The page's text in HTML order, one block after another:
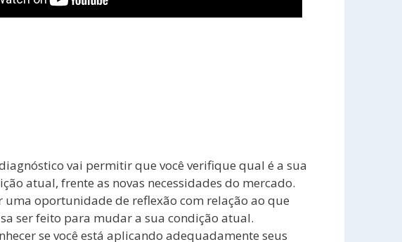
vai permitir que você verifique qual é a sua
atual, frente as novas necessidades do mercado.
uma oportunidade de reflexão com relação ao que
ser feito para mudar a sua condição atual.
se você está aplicando adequadamente seus